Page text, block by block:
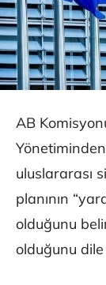
AB
uluslararası
planının
olduğunu
olduğunu